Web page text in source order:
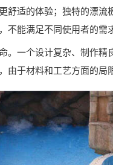
舒适的体验；独特的漂
不能满足不同使用者的需
。一个设计复杂、制作
由于材料和工艺方面的局